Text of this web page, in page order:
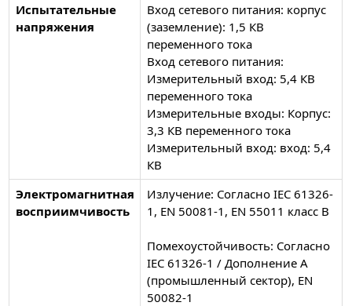
Испытательные
напряжения
Вход сетевого питания: корпус
(заземление): 1,5 КВ
переменного тока
Вход сетевого питания:
Измерительный вход: 5,4 КВ
переменного тока
Измерительные входы: Корпус:
3,3 КВ переменного тока
Измерительный вход: вход: 5,4
КВ
Электромагнитная
восприимчивость
Излучение: Согласно IEC 61326-
1, EN 50081-1, EN 55011 класс B
Помехоустойчивость: Согласно
IEC 61326-1 / Дополнение A
(промышленный сектор), EN
50082-1